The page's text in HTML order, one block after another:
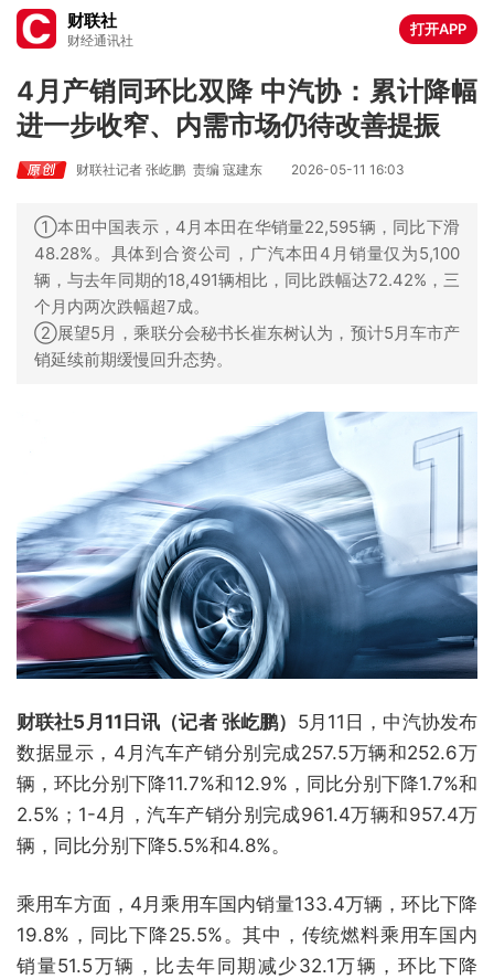
财联社
财经通讯社
打开APP
4月产销同环比双降 中汽协：累计降幅
进一步收窄、内需市场仍待改善提振
财联社记者 张屹鹏 责编 寇建东 2026-05-11 16:03
①本田中国表示，4月本田在华销量22,595辆，同比下滑
48.28%。具体到合资公司，广汽本田4月销量仅为5,100
辆，与去年同期的18,491辆相比，同比跌幅达72.42%，三
个月内两次跌幅超7成。
②展望5月，乘联分会秘书长崔东树认为，预计5月车市产
销延续前期缓慢回升态势。
财联社5月11日讯（记者 张屹鹏） 5月11日，中汽协发布
数据显示，4月汽车产销分别完成257.5万辆和252.6万
辆，环比分别下降11.7%和12.9%，同比分别下降1.7%和
2.5%；1-4月，汽车产销分别完成961.4万辆和957.4万
辆，同比分别下降5.5%和4.8%。
乘用车方面，4月乘用车国内销量133.4万辆，环比下降
19.8%，同比下降25.5%。其中，传统燃料乘用车国内
销量51.5万辆，比去年同期减少32.1万辆，环比下降